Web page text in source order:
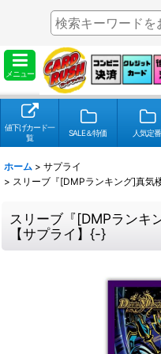
メニュー
値下げカード一
覧
SALE＆特価 人気定番
ホーム > サプライ
> スリーブ『[DMPランキング]真気
スリーブ『[DMPランキ
【サプライ】{-}